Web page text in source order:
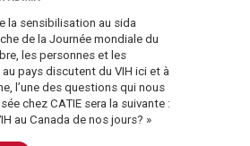
la sensibilisation au sida
de la Journée mondiale du
les personnes et les
pays discutent du VIH ici et à
l’une des questions qui nous
chez CATIE sera la suivante :
au Canada de nos jours? »